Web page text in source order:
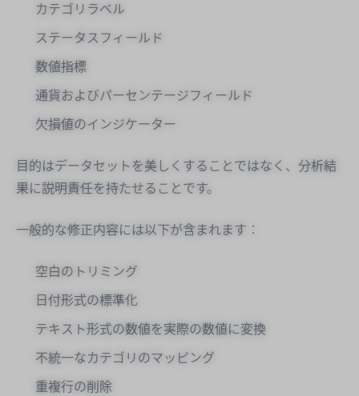
カテゴリラベル
ステータスフィールド
数値指標
通貨およびパーセンテージフィールド
欠損値のインジケーター
目的はデータセットを美しくすることではなく、分析結
果に説明責任を持たせることです。
一般的な修正内容には以下が含まれます：
空白のトリミング
日付形式の標準化
テキスト形式の数値を実際の数値に変換
不統一なカテゴリのマッピング
重複行の削除